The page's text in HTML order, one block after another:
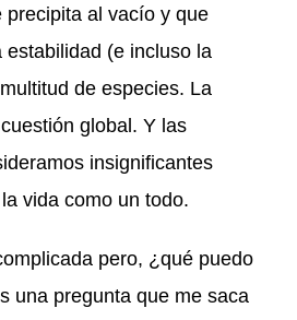
precipita al vacío y que
estabilidad (e incluso la
de especies. La
global. Y las
insignificantes
vida como un todo.
pero, ¿qué puedo
una pregunta que me saca